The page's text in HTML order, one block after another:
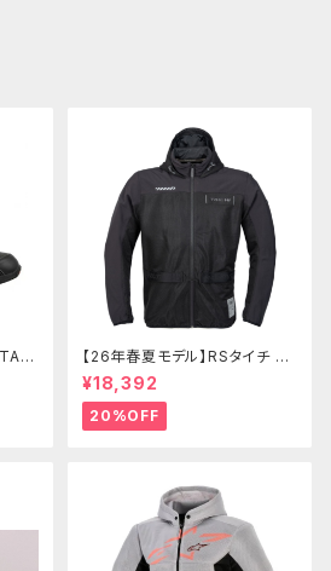
【26年春夏モデル】RSタイチ RS
J334 エアーフリップパーカ
¥18,392
20%OFF